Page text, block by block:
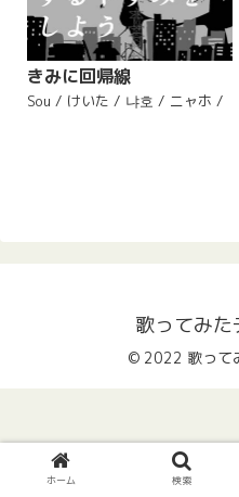
きみに回帰線
Sou / けいた / 냐호 / ニャホ /
歌ってみた
© 2022 歌って
ホーム 検索